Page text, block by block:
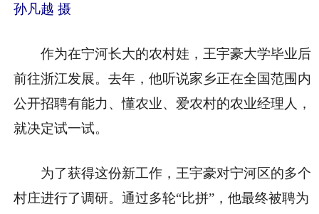
孙凡越 摄
作为在宁河长大的农村娃，王宇豪大学毕业后
前往浙江发展。去年，他听说家乡正在全国范围内
公开招聘有能力、懂农业、爱农村的农业经理人，
就决定试一试。
为了获得这份新工作，王宇豪对宁河区的多个
村庄进行了调研。通过多轮“比拼”，他最终被聘为